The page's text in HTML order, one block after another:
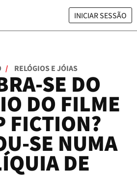
INICIAR SESSÃO
/ RELÓGIOS E JÓIAS
SE DO
DO FILME
FICTION?
SE NUMA
DE